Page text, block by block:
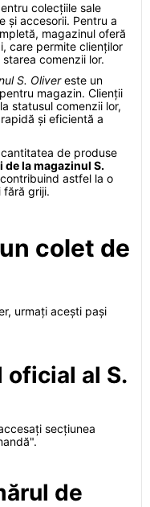
colecțiile sale
și accesorii. Pentru a
magazinul oferă
care permite clienților
comenzii lor.
S. Olivereste un
magazin. Clienții
statusul comenzii lor,
și eficientă a
de produse
la magazinul S.
astfel la o
fără griji.
colet de
urmați acești pași
oficial al S.
secțiunea
de